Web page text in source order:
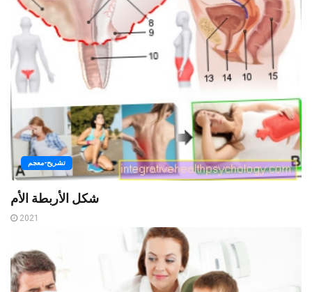
تشريح-معجم
شكل الأربطة الأم
2021